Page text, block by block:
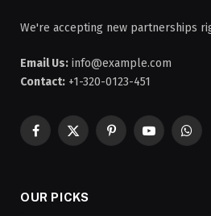
We're accepting new partnerships
Email Us: info@example.com
Contact: +1-320-0123-451
Facebook
X
PinterestYouTube
OUR PICKS